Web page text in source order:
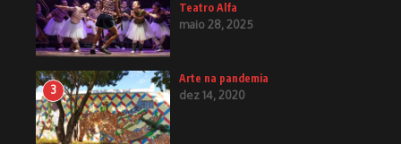
Teatro Alfa
maio 28, 2025
3
Arte na pandemia
dez 14, 2020